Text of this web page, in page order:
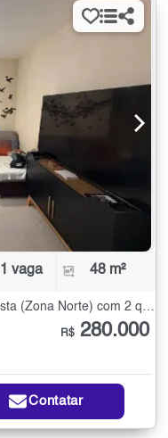
1 vaga 48 m²
R$ 280.000
Contatar